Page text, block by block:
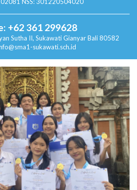
+62 361 299628
Sutha II, SukawatiGianyar Bali 80582
sukawati.sch.id